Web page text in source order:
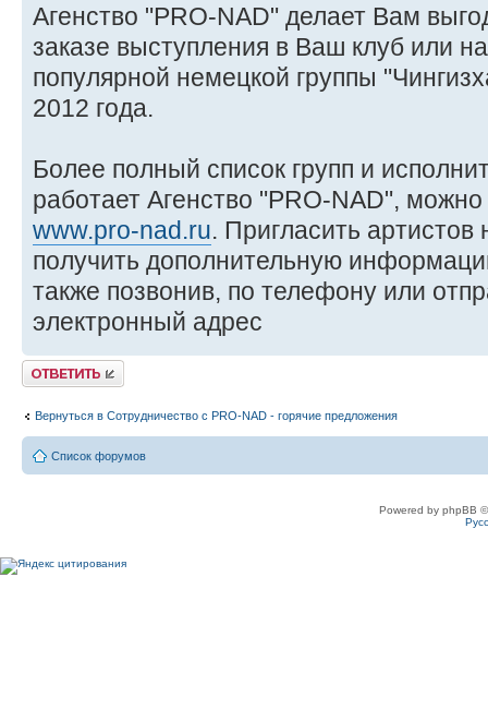
Агенство "PRO-NAD" делает Вам
заказе выступления в Ваш клуб или
популярной немецкой группы
2012 года.
Более полный список групп и
работает Агенство "PRO-NAD",
www.pro-nad.ru. Пригласить
получить дополнительную
также позвонив, по телефону или
электронный адрес
Ответить
Вернуться в Сотрудничество c PRO-NAD - горячие предложения
Список форумов
Powered by phpBB